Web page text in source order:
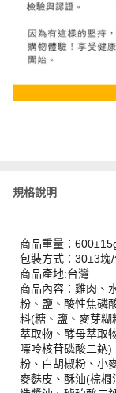
規格說明
商品重量：
包裝方式：30±3塊
商品產地:台灣
商品內容：雞肉、
粉、鹽、酸性焦磷
料(糖、鹽、麥芽糊
萃取物、酵母萃取
嘌呤核苷磷酸二鈉
粉、白胡椒粉、小
麥麩皮、酥油(棕櫚